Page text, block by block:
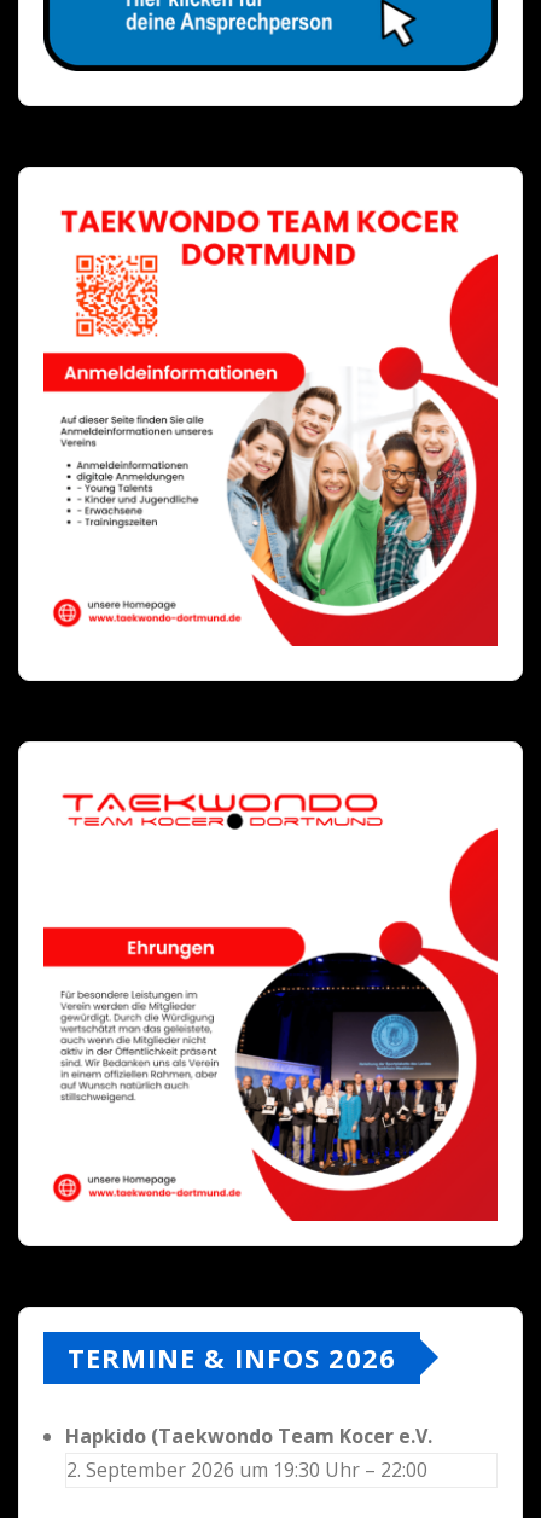
TERMINE & INFOS 2026
Hapkido (Taekwondo Team Kocer e.V.
2. September 2026 um 19:30 Uhr – 22:00